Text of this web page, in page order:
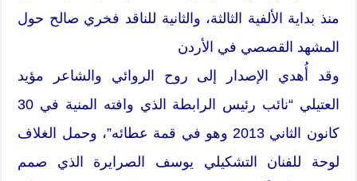
منذ بداية الألفية الثالثة، والثانية للناقد فخري صالح حول
المشهد القصصي في الأردن
وقد أُهدي الإصدار إلى روح الروائي والشاعر مؤيد
العتيلي “نائب رئيس الرابطة الذي وافته المنية في 30
كانون الثاني 2013 وهو في قمة عطائه”، وحمل الغلاف
لوحة للفنان التشكيلي يوسف الصرايرة الذي صمم